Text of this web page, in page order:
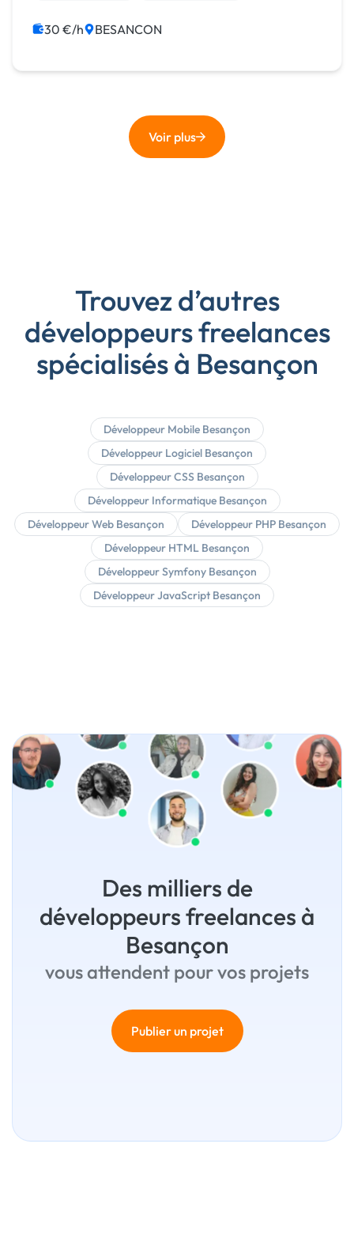
30 €/h BESANCON
Voir plus
Trouvez d’autres
développeurs freelances
spécialisés à Besançon
Développeur Mobile Besançon
Développeur Logiciel Besançon
Développeur CSS Besançon
Développeur Informatique Besançon
Développeur Web Besançon
Développeur PHP Besançon
Développeur HTML Besançon
Développeur Symfony Besançon
Développeur JavaScript Besançon
Des milliers de
développeurs freelances à
Besançon
vous attendent pour vos projets
Publier un projet